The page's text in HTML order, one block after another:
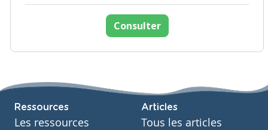
Consulter
Ressources
Les ressources
Articles
Tous les articles